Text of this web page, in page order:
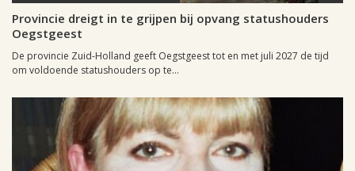
Provincie dreigt in te grijpen bij opvang statushouders
Oegstgeest
De provincie Zuid-Holland geeft Oegstgeest tot en met juli 2027 de tijd
om voldoende statushouders op te...